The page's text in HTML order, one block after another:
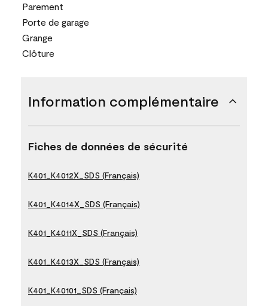
Parement
Porte de garage
Grange
Clôture
Information complémentaire
Fiches de données de sécurité
K401_K4012X_SDS (Français)
K401_K4014X_SDS (Français)
K401_K4011X_SDS (Français)
K401_K4013X_SDS (Français)
K401_K40101_SDS (Français)